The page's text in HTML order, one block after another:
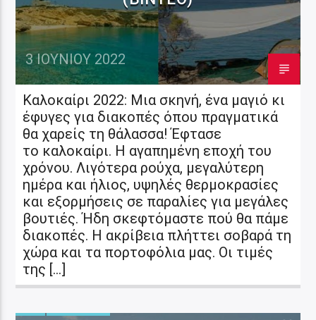
3 ΙΟΥΝΊΟΥ 2022
Καλοκαίρι 2022: Μια σκηνή, ένα μαγιό κι
έφυγες για διακοπές όπου πραγματικά
θα χαρείς τη θάλασσα! Έφτασε
το καλοκαίρι. Η αγαπημένη εποχή του
χρόνου. Λιγότερα ρούχα, μεγαλύτερη
ημέρα και ήλιος, υψηλές θερμοκρασίες
και εξορμήσεις σε παραλίες για μεγάλες
βουτιές. Ήδη σκεφτόμαστε πού θα πάμε
διακοπές. Η ακρίβεια πλήττει σοβαρά τη
χώρα και τα πορτοφόλια μας. Οι τιμές
της […]